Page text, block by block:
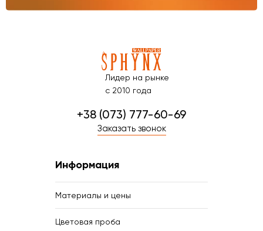
Лидер на рынке
с 2010 года
+38 (073) 777-60-69
Заказать звонок
Информация
Материалы и цены
Цветовая проба